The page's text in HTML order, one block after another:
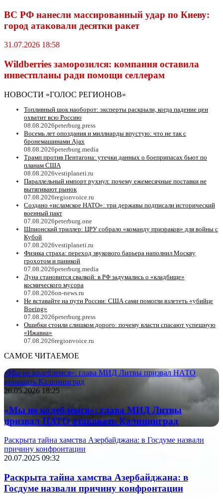
ВС РФ нанесли массированный удар по Киеву:
город атаковали десятки ракет
31.07.2026 18:58
Wildberriеs заморозился: компания оставила
инвестпланы ради помощи селлерам
НОВОСТИ «ГОЛОС РЕГИОНОВ»
Топливный шок наоборот: эксперты раскрыли, когда падение цен
охватит всю Россию
08.08.2026peterburg.press
Восемь лет опоздания и миллиарды впустую: что не так с
бронемашинами Ajax
08.08.2026peterburg.media
Трамп против Пентагона: утечки данных о боеприпасах бьют по
планам США
08.08.2026vestiplaneti.ru
Параллельный импорт рухнул: почему ежемесячные поставки не
вытягивают рынок
07.08.2026regionvoice.ru
Создано «исламское НАТО»: три державы подписали исторический
военный пакт
07.08.2026peterburg.one
Шпионский триллер: ЦРУ собрало «команду призраков» для войны с
Кубой
07.08.2026vestiplaneti.ru
Физика страха: переход звукового барьера наполнил Москву
грохотом и паникой
07.08.2026peterburg.media
Луна становится свалкой: в РФ задумались о «кладбище»
космического мусора
07.08.2026on-news.ru
Не вставайте на пути России: США сами помогли взлететь «убийце
Boeing»
07.08.2026peterburg.press
Ошибки стоили слишком дорого: почему власти спасают успешную
«Ижавиа»
07.08.2026regionvoice.ru
САМОЕ ЧИТАЕМОЕ
«Мы не колеблемся»: глава МИД Литвы призвал НАТО
атаковать Калининград
26.05.2026 18:25
«Мы не колеблемся»: глава МИД Литвы
призвал НАТО атаковать Калининград
Раскрыта тайна хамства Азербайджана: в Госдуме назвали
причину конфронтации
20.07.2025 09:32
Раскрыта тайна хамства Азербайджана: в
Госдуме назвали причину конфронтации